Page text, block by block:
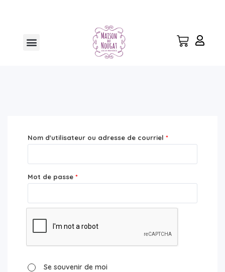
Menu
Nom d'utilisateur ou adresse de courriel *
Mot de passe *
Se souvenir de moi